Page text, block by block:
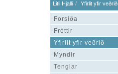
Litli Hjalli Yfirlit yfir veðrið
Forsíða
Fréttir
Yfirlit yfir veðrið
Myndir
Tenglar